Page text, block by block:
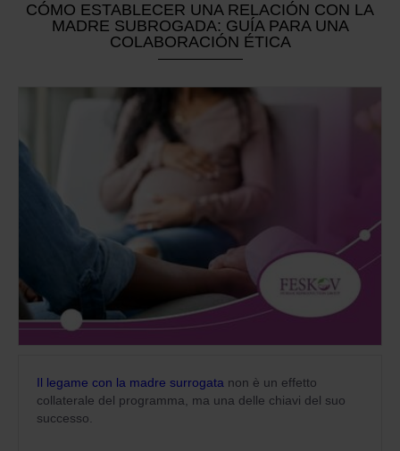
CÓMO ESTABLECER UNA RELACIÓN CON LA
MADRE SUBROGADA: GUÍA PARA UNA
COLABORACIÓN ÉTICA
Il legame con la madre surrogata non è un effetto
collaterale del programma, ma una delle chiavi del suo
successo.